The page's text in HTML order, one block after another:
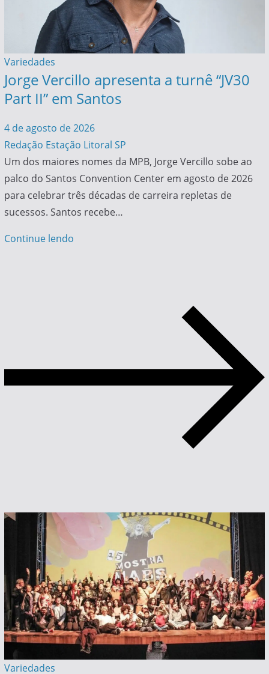
Variedades
Jorge Vercillo apresenta a turnê “JV30
Part II” em Santos
4 de agosto de 2026
Redação Estação Litoral SP
Um dos maiores nomes da MPB, Jorge Vercillo sobe ao
palco do Santos Convention Center em agosto de 2026
para celebrar três décadas de carreira repletas de
sucessos. Santos recebe…
Continue lendo
Variedades